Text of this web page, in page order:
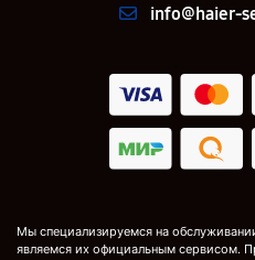
info@haier-
Мы специализируемся на
являемся их официальным сервисом.